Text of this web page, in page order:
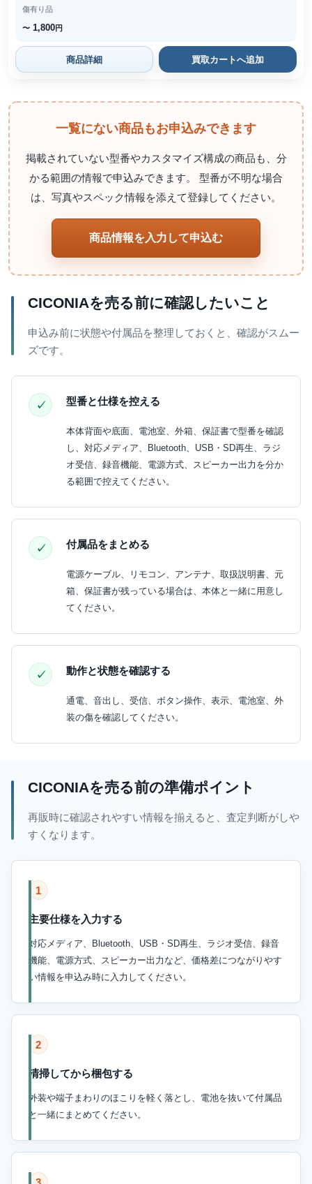
傷有り品
〜 1,800円
商品詳細 買取カートへ追加
一覧にない商品もお申込みできます
掲載されていない型番やカスタマイズ構成の商品も、分
かる範囲の情報で申込みできます。 型番が不明な場合
は、写真やスペック情報を添えて登録してください。
商品情報を入力して申込む
CICONIAを売る前に確認したいこと
申込み前に状態や付属品を整理しておくと、確認がスムー
ズです。
型番と仕様を控える
本体背面や底面、電池室、外箱、保証書で型番を確認
し、対応メディア、Bluetooth、USB・SD再生、ラジ
オ受信、録音機能、電源方式、スピーカー出力を分か
る範囲で控えてください。
付属品をまとめる
電源ケーブル、リモコン、アンテナ、取扱説明書、元
箱、保証書が残っている場合は、本体と一緒に用意し
てください。
動作と状態を確認する
通電、音出し、受信、ボタン操作、表示、電池室、外
装の傷を確認してください。
CICONIAを売る前の準備ポイント
再販時に確認されやすい情報を揃えると、査定判断がしや
すくなります。
1
主要仕様を入力する
対応メディア、Bluetooth、USB・SD再生、ラジオ受信、録音
機能、電源方式、スピーカー出力など、価格差につながりやす
い情報を申込み時に入力してください。
2
清掃してから梱包する
外装や端子まわりのほこりを軽く落とし、電池を抜いて付属品
と一緒にまとめてください。